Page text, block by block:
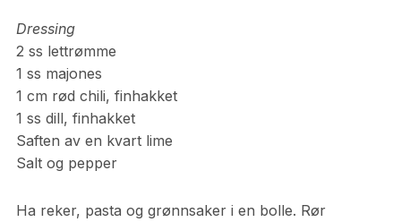
Dressing
2 ss lettrømme
1 ss majones
1 cm rød chili, finhakket
1 ss dill, finhakket
Saften av en kvart lime
Salt og pepper
Ha reker, pasta og grønnsaker i en bolle. Rør